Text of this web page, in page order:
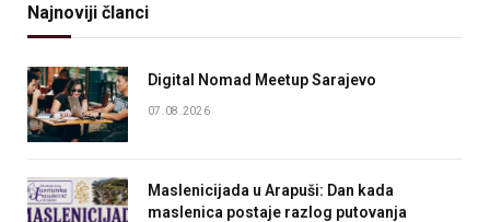
Najnoviji članci
Digital Nomad Meetup Sarajevo
07.08.2026
Maslenicijada u Arapuši: Dan kada
maslenica postaje razlog putovanja